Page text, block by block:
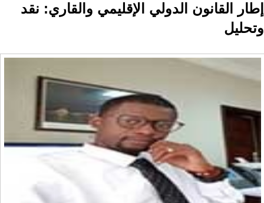
إطار القانون الدولي الإقليمي والقاري: نقد
وتحليل